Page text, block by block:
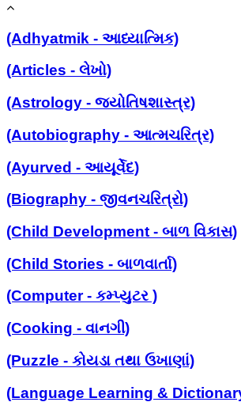
(Adhyatmik - આધ્યાત્મિક)
(Articles - લેખો)
(Astrology - જ્યોતિષશાસ્ત્ર)
(Autobiography - આત્મચરિત્ર)
(Ayurved - આયૂર્વેદ)
(Biography - જીવનચરિત્રો)
(Child Development - બાળ વિકાસ)
(Child Stories - બાળવાર્તા)
(Computer - કમ્પ્યુટર )
(Cooking - વાનગી)
(Puzzle - કોયડા તથા ઉખાણાં)
(Language Learning &